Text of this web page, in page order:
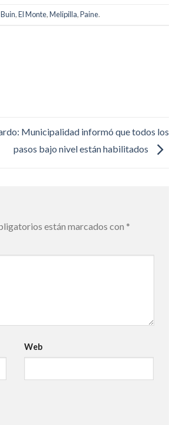
Buin,El Monte,Melipilla,Paine.
Municipalidad informó que todos los
pasos bajo nivel están habilitados
están marcados con *
Web